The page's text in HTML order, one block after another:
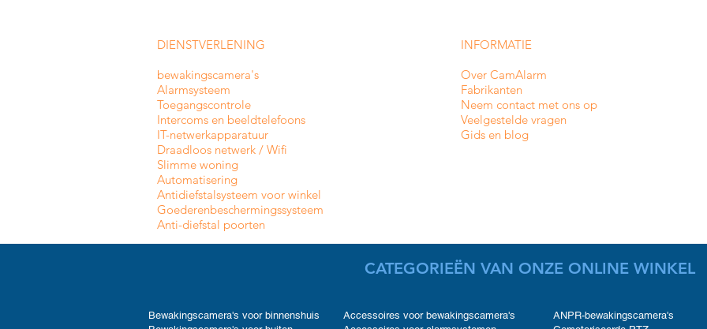
DIENSTVERLENING
bewakingscamera's
Alarmsysteem
Toegangscontrole
Intercoms en beeldtelefoons
IT-netwerkapparatuur
Draadloos netwerk / Wifi
Slimme woning
Automatisering
Antidiefstalsysteem voor winkel
Goederenbeschermingssysteem
Anti-diefstal poorten
INFORMATIE
Over CamAlarm
Fabrikanten
Neem contact met ons op
Veelgestelde vragen
Gids en blog
CATEGORIEËN VAN ONZE ONLINE WINKEL
Bewakingscamera's voor binnenshuis
Accessoires voor bewakingscamera's
ANPR-bewakingscamera's